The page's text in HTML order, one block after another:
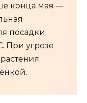
конца мая —
посадки
При угрозе